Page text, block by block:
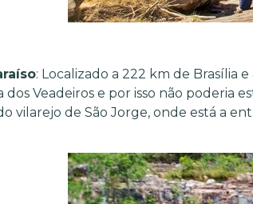
: Localizado a 222 km de Brasília
dos Veadeiros e por isso não poderia
vilarejo de São Jorge, onde está a